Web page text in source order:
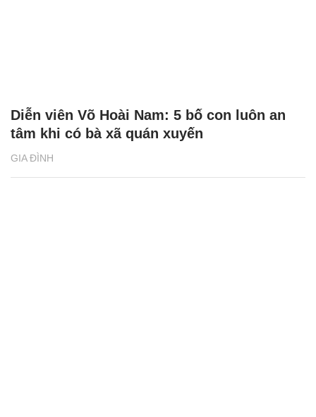
GIA ĐÌNH
Diễn viên Võ Hoài Nam: 5 bố con luôn an
tâm khi có bà xã quán xuyến